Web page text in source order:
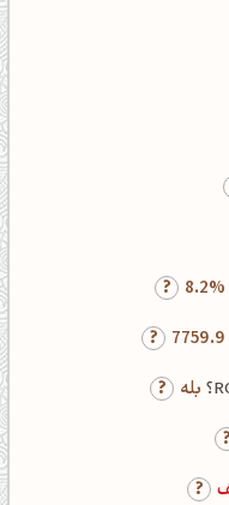
8.2%
7759.9
بله